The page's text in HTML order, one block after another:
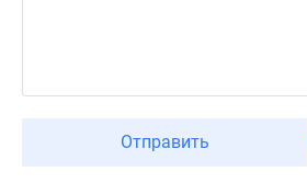
Отправить